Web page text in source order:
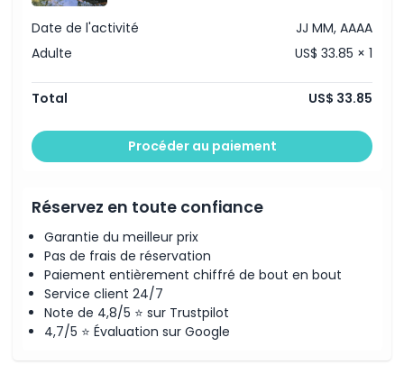
Date de l'activité
JJ MM, AAAA
Adulte
US$ 33.85 × 1
Total US$ 33.85
Procéder au paiement
Réservez en toute confiance
Garantie du meilleur prix
Pas de frais de réservation
Paiement entièrement chiffré de bout en bout
Service client 24/7
Note de 4,8/5 ⭐ sur Trustpilot
4,7/5 ⭐ Évaluation sur Google